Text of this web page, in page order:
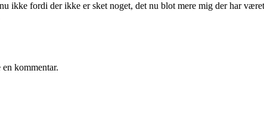
ikke fordi der ikke er sket noget, det nu blot mere mig der har
kommentar.